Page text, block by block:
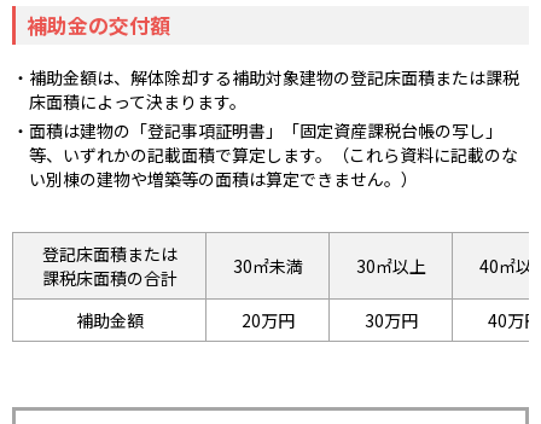
補助金の交付額
補助金額は、解体除却する補助対象建物の登記床面積または課税
床面積によって決まります。
面積は建物の「登記事項証明書」「固定資産課税台帳の写し」
等、いずれかの記載面積で算定します。（これら資料に記載のな
い別棟の建物や増築等の面積は算定できません。）
登記床面積または
課税床面積の合計
30㎡未満 30㎡以上 40㎡以
補助金額 20万円 30万円 40万円